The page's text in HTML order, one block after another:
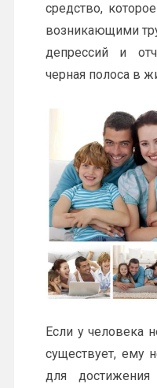
средство,
возникающими
депрессий и
черная полоса в
Если у человека
существует, ему
для